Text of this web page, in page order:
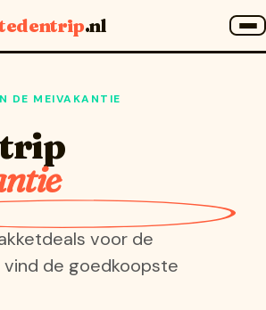
.nl
DE MEIVAKANTIE
voor de
de goedkoopste